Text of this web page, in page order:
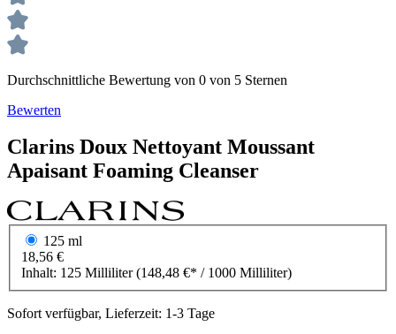
Durchschnittliche Bewertung von 0 von 5 Sternen
Bewerten
Clarins Doux Nettoyant Moussant
Apaisant Foaming Cleanser
125 ml
18,56 €
Inhalt: 125 Milliliter(148,48 €* / 1000 Milliliter)
Sofort verfügbar, Lieferzeit: 1-3 Tage